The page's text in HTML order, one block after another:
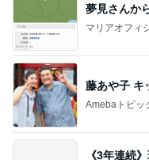
夢見さんか
マリアオフィ
藤あや子 キ
Amebaトピッ
《3年連続